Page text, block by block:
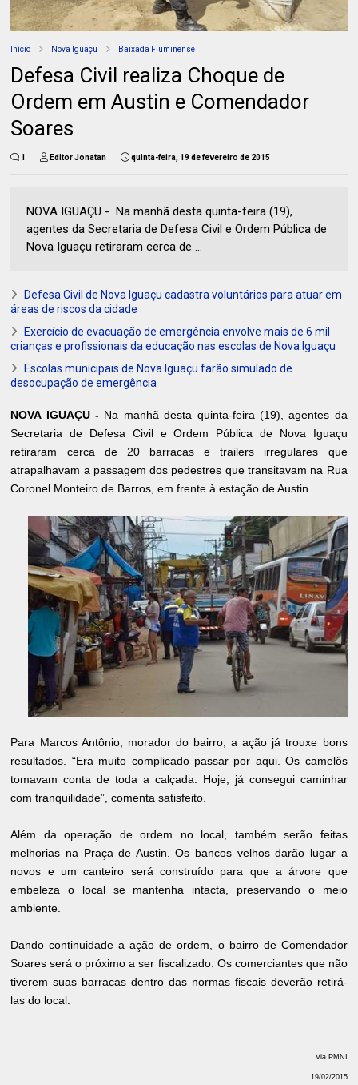
Início Nova Iguaçu Baixada Fluminense
Defesa Civil realiza Choque de
Ordem em Austin e Comendador
Soares
1 Editor Jonatan quinta-feira, 19 de fevereiro de 2015
NOVA IGUAÇU - Na manhã desta quinta-feira (19),
agentes da Secretaria de Defesa Civil e Ordem Pública de
Nova Iguaçu retiraram cerca de ...
Defesa Civil de Nova Iguaçu cadastra voluntários para atuar em
áreas de riscos da cidade
Exercício de evacuação de emergência envolve mais de 6 mil
crianças e profissionais da educação nas escolas de Nova Iguaçu
Escolas municipais de Nova Iguaçu farão simulado de
desocupação de emergência
NOVA IGUAÇU - Na manhã desta quinta-feira (19), agentes da
Secretaria de Defesa Civil e Ordem Pública de Nova Iguaçu
retiraram cerca de 20 barracas e trailers irregulares que
atrapalhavam a passagem dos pedestres que transitavam na Rua
Coronel Monteiro de Barros, em frente à estação de Austin.
Para Marcos Antônio, morador do bairro, a ação já trouxe bons
resultados. “Era muito complicado passar por aqui. Os camelôs
tomavam conta de toda a calçada. Hoje, já consegui caminhar
com tranquilidade”, comenta satisfeito.
Além da operação de ordem no local, também serão feitas
melhorias na Praça de Austin. Os bancos velhos darão lugar a
novos e um canteiro será construído para que a árvore que
embeleza o local se mantenha intacta, preservando o meio
ambiente.
Dando continuidade a ação de ordem, o bairro de Comendador
Soares será o próximo a ser fiscalizado. Os comerciantes que não
tiverem suas barracas dentro das normas fiscais deverão retirá-
las do local.
Via PMNI
19/02/2015